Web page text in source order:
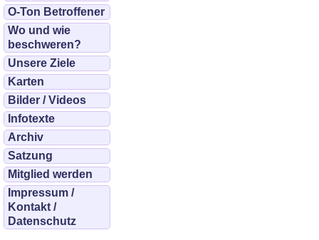
O-Ton Betroffener
Wo und wie
beschweren?
Unsere Ziele
Karten
Bilder / Videos
Infotexte
Archiv
Satzung
Mitglied werden
Impressum /
Kontakt /
Datenschutz